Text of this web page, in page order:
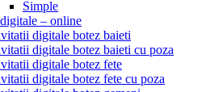
Simple
– online
digitale botez baieti
digitale botez baieti cu poza
digitale botez fete
digitale botez fete cu poza